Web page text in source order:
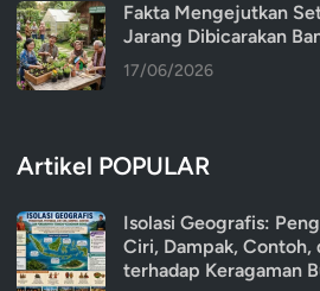
Fakta Mengejutkan
Jarang Dibicarakan
17/06/2026
Artikel POPULAR
Isolasi Geografis:
Ciri, Dampak, Contoh,
terhadap Keragaman